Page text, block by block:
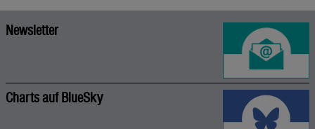
Newsletter
Charts auf BlueSky